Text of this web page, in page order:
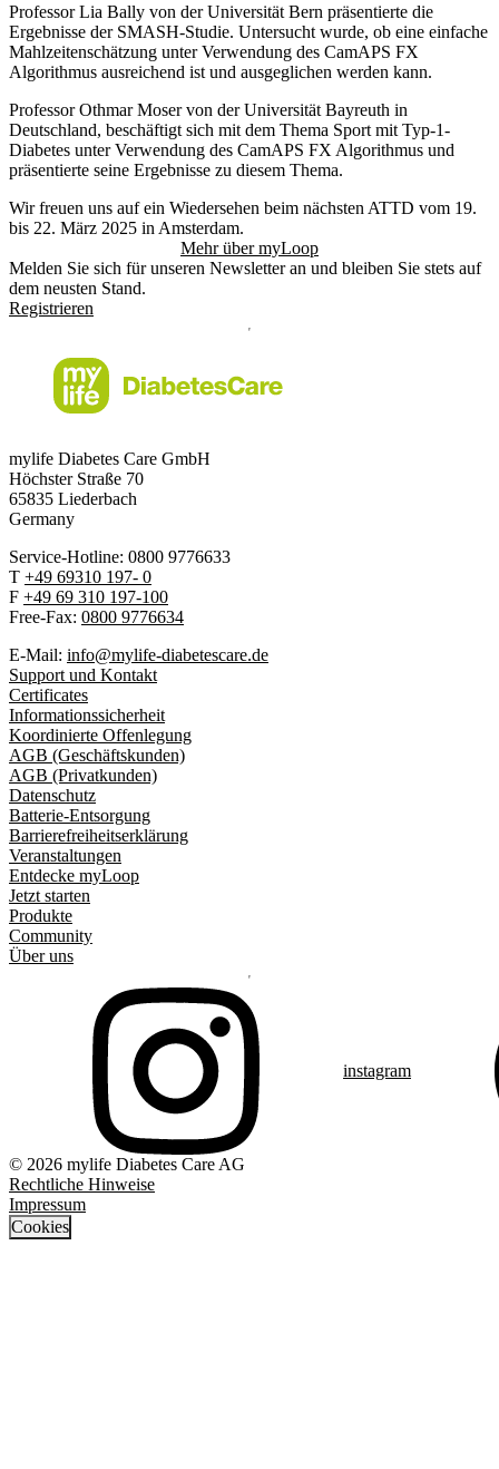
Professor Lia Bally von der Universität Bern präsentierte die
Ergebnisse der SMASH-Studie. Untersucht wurde, ob eine einfache
Mahlzeitenschätzung unter Verwendung des CamAPS FX
Algorithmus ausreichend ist und ausgeglichen werden kann.
Professor Othmar Moser von der Universität Bayreuth in
Deutschland, beschäftigt sich mit dem Thema Sport mit Typ-1-
Diabetes unter Verwendung des CamAPS FX Algorithmus und
präsentierte seine Ergebnisse zu diesem Thema.
Wir freuen uns auf ein Wiedersehen beim nächsten ATTD vom 19.
bis 22. März 2025 in Amsterdam.
Mehr über myLoop
Melden Sie sich für unseren Newsletter an und bleiben Sie stets auf
dem neusten Stand.
Registrieren
mylife Diabetes Care GmbH
Höchster Straße 70
65835 Liederbach
Germany
Service-Hotline: 0800 9776633
T +49 69310 197- 0
F +49 69 310 197-100
Free-Fax: 0800 9776634
E-Mail: info@mylife-diabetescare.de
Support und Kontakt
Certificates
Informationssicherheit
Koordinierte Offenlegung
AGB (Geschäftskunden)
AGB (Privatkunden)
Datenschutz
Batterie-Entsorgung
Barrierefreiheitserklärung
Veranstaltungen
Entdecke myLoop
Jetzt starten
Produkte
Community
Über uns
instagram
© 2026 mylife Diabetes Care AG
Rechtliche Hinweise
Impressum
Cookies